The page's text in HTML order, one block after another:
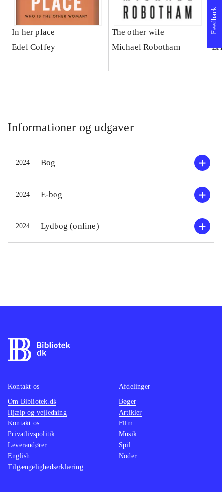
In her place
Edel Coffey
The other wife
Michael Robotham
Informationer og udgaver
2024 Bog
2024 E-bog
2024 Lydbog (online)
Feedback
Kontakt os
Om Bibliotek.dk
Hjælp og vejledning
Kontakt os
Privatlivspolitik
Leverandører
English
Tilgængelighedserklæring
Afdelinger
Bøger
Artikler
Film
Musik
Spil
Noder